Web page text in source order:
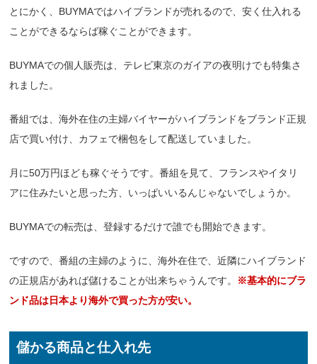
とにかく、BUYMAではハイブランドが売れるので、安く仕入れる
ことができるならば稼ぐことができます。
BUYMAでの個人販売は、 テレビ東京のガイアの夜明けでも特集さ
れました。
番組では、海外在住の主婦バイヤーがハイブランドをブランド正規
店で買い付け、カフェで梱包をして配送していました。
月に50万円ほども稼ぐそうです。番組を見て、フランスやイタリ
アに住みたいと思った方、いっぱいいるんじゃないでしょうか。
BUYMAでの転売は、登録するだけで誰でも開始できます。
ですので、番組の主婦のように、海外在住で、近隣にハイブランド
の正規店があれば儲けることが出来ちゃうんです。 ※基本的にブラ
ンド品は日本より海外で買った方が安い。
儲かる商品と仕入れ先